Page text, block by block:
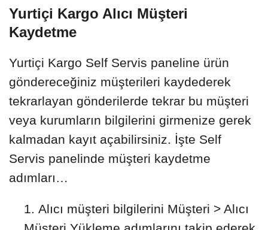
Yurtiçi Kargo Alıcı Müşteri
Kaydetme
Yurtiçi Kargo Self Servis paneline ürün
göndereceğiniz müşterileri kaydederek
tekrarlayan gönderilerde tekrar bu müşteri
veya kurumların bilgilerini girmenize gerek
kalmadan kayıt açabilirsiniz. İşte Self
Servis panelinde müşteri kaydetme
adımları…
Alıcı müşteri bilgilerini Müşteri > Alıcı